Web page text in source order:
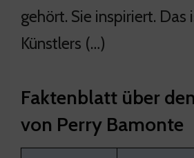
gehört. Sie inspiriert. Das
Künstlers (…)
Faktenblatt über
von Perry Bamonte